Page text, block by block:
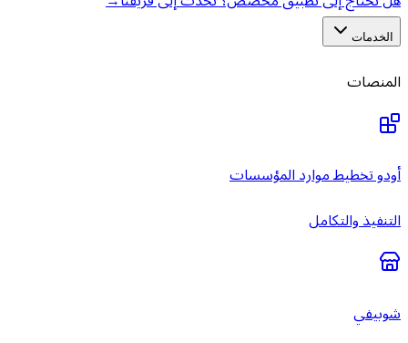
الخدمات
المنصات
أودو تخطيط موارد المؤسسات
التنفيذ والتكامل
شوبيفي